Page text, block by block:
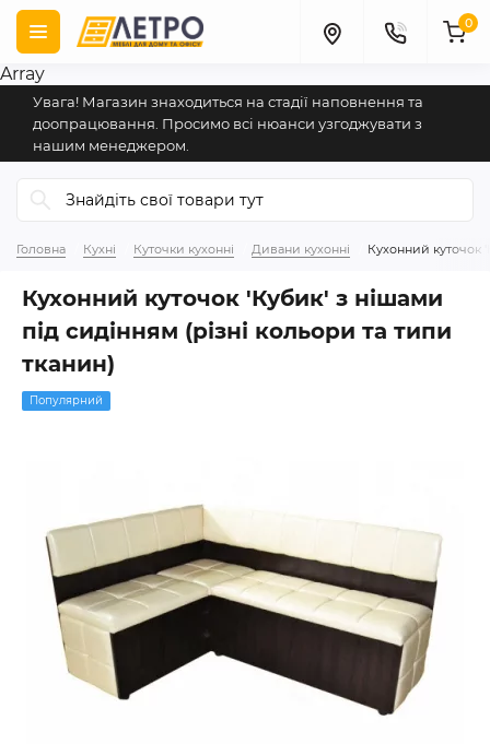
Array
Увага! Магазин знаходиться на стадії наповнення та
доопрацювання. Просимо всі нюанси узгоджувати з
нашим менеджером.
0
Головна Кухні Куточки кухонні Дивани кухонні Кухонний куточок
Кухонний куточок 'Кубик' з нішами
під сидінням (різні кольори та типи
тканин)
Популярний